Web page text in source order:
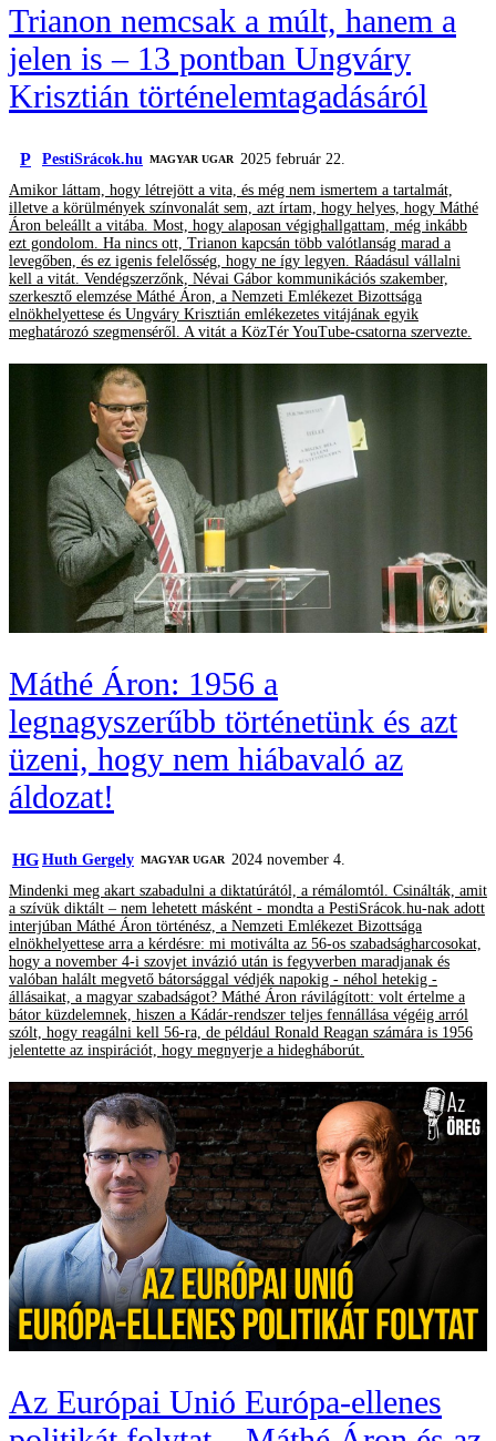
Trianon nemcsak a múlt, hanem a
jelen is – 13 pontban Ungváry
Krisztián történelemtagadásáról
P PestiSrácok.hu MAGYAR UGAR
2025 február 22.
Amikor láttam, hogy létrejött a vita, és még nem ismertem a tartalmát,
illetve a körülmények színvonalát sem, azt írtam, hogy helyes, hogy Máthé
Áron beleállt a vitába. Most, hogy alaposan végighallgattam, még inkább
ezt gondolom. Ha nincs ott, Trianon kapcsán több valótlanság marad a
levegőben, és ez igenis felelősség, hogy ne így legyen. Ráadásul vállalni
kell a vitát. Vendégszerzőnk, Névai Gábor kommunikációs szakember,
szerkesztő elemzése Máthé Áron, a Nemzeti Emlékezet Bizottsága
elnökhelyettese és Ungváry Krisztián emlékezetes vitájának egyik
meghatározó szegmenséről. A vitát a KözTér YouTube-csatorna szervezte.
Máthé Áron: 1956 a
legnagyszerűbb történetünk és azt
üzeni, hogy nem hiábavaló az
áldozat!
HG Huth Gergely MAGYAR UGAR
2024 november 4.
Mindenki meg akart szabadulni a diktatúrától, a rémálomtól. Csinálták, amit
a szívük diktált – nem lehetett másként - mondta a PestiSrácok.hu-nak adott
interjúban Máthé Áron történész, a Nemzeti Emlékezet Bizottsága
elnökhelyettese arra a kérdésre: mi motiválta az 56-os szabadságharcosokat,
hogy a november 4-i szovjet invázió után is fegyverben maradjanak és
valóban halált megvető bátorsággal védjék napokig - néhol hetekig -
állásaikat, a magyar szabadságot? Máthé Áron rávilágított: volt értelme a
bátor küzdelemnek, hiszen a Kádár-rendszer teljes fennállása végéig arról
szólt, hogy reagálni kell 56-ra, de például Ronald Reagan számára is 1956
jelentette az inspirációt, hogy megnyerje a hidegháborút.
Az Európai Unió Európa-ellenes